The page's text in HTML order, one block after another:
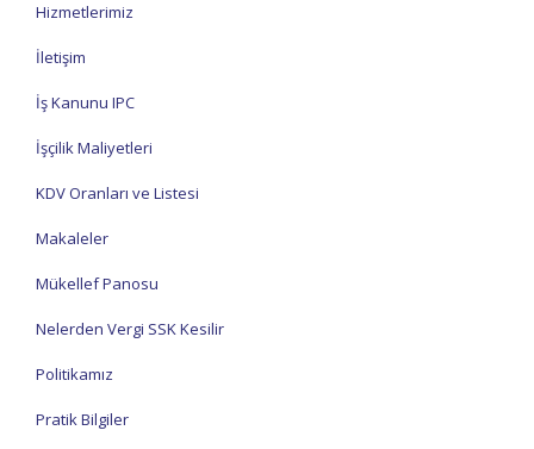
Hizmetlerimiz
İletişim
İş Kanunu IPC
İşçilik Maliyetleri
KDV Oranları ve Listesi
Makaleler
Mükellef Panosu
Nelerden Vergi SSK Kesilir
Politikamız
Pratik Bilgiler